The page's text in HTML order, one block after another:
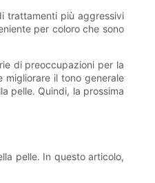
trattamenti più aggressivi
per coloro che sono
di preoccupazioni per la
il tono generale
pelle. Quindi, la prossima
pelle. In questo articolo,